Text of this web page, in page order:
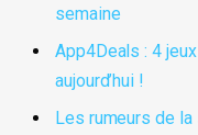
semaine
App4Deals : 4
aujourd’hui !
Les rumeurs de la